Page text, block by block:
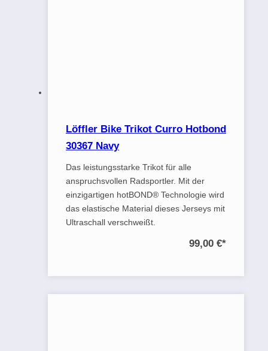
Löffler Bike Trikot Curro Hotbond
30367 Navy
Das leistungsstarke Trikot für alle
anspruchsvollen Radsportler. Mit der
einzigartigen hotBOND® Technologie wird
das elastische Material dieses Jerseys mit
Ultraschall verschweißt.
99,00 €*